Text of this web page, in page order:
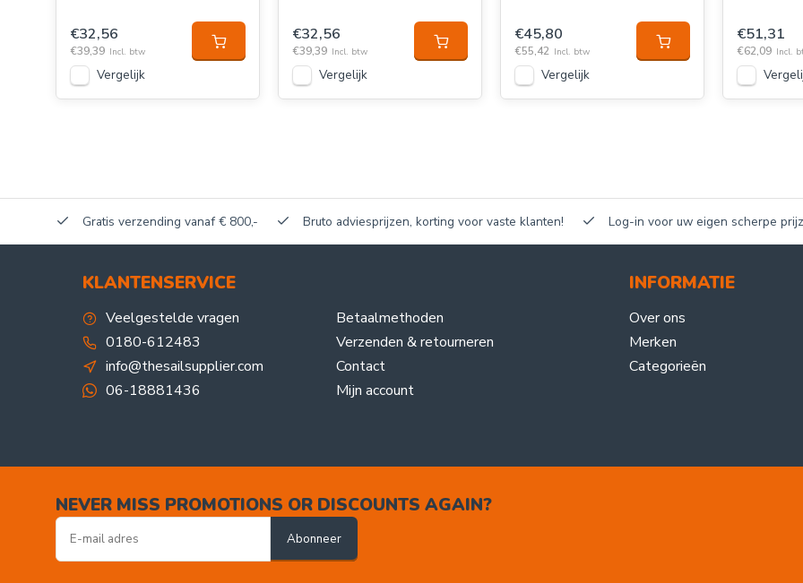
€32,56
€39,39 Incl. btw
Vergelijk
€32,56
€39,39 Incl. btw
Vergelijk
€45,80
€55,42 Incl. btw
Vergelijk
€51,31
€62,09 Incl.
Gratis verzending vanaf € 800,- Bruto adviesprijzen, korting voor vaste klanten! Log-in voor uw eigen scherpe
KLANTENSERVICE
Veelgestelde vragen
0180-612483
info@thesailsupplier.com
06-18881436
Betaalmethoden
Verzenden & retourneren
Contact
Mijn account
INFORMATIE
Over ons
Merken
Categorieën
NEVER MISS PROMOTIONS OR DISCOUNTS AGAIN?
Abonneer